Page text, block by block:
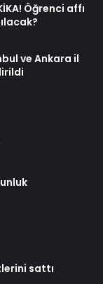
Öğrenci affı
ve Ankara il
sattı